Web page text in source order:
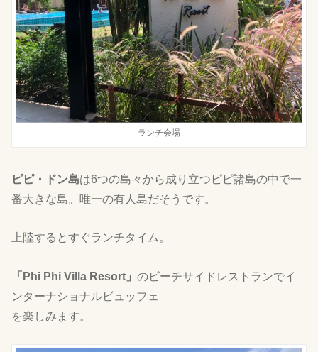
ランチ会場
ピピ・ドン島は6つの島々から成り立つピピ諸島の中で一
番大きな島。唯一の有人島だそうです。
上陸するとすぐランチタイム。
「Phi Phi Villa Resort」のビーチサイドレストランでイ
ンターナショナルビュッフェ
を楽しみます。